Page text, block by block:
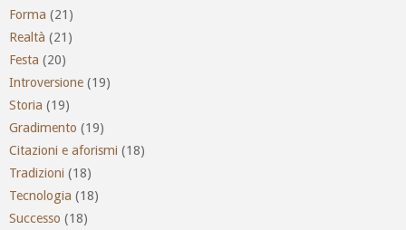
Forma (21)
Realtà (21)
Festa (20)
Introversione (19)
Storia (19)
Gradimento (19)
Citazioni e aforismi (18)
Tradizioni (18)
Tecnologia (18)
Successo (18)